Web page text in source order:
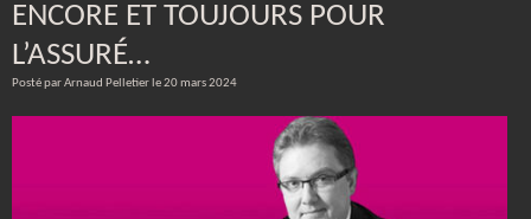
ENCORE ET TOUJOURS POUR
L’ASSURÉ…
Posté par Arnaud Pelletier le 20 mars 2024